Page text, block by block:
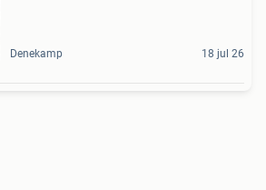
Denekamp 18 jul 26